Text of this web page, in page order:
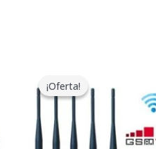
¡Oferta!
¡Oferta!
precios:
$316.89
$385.48